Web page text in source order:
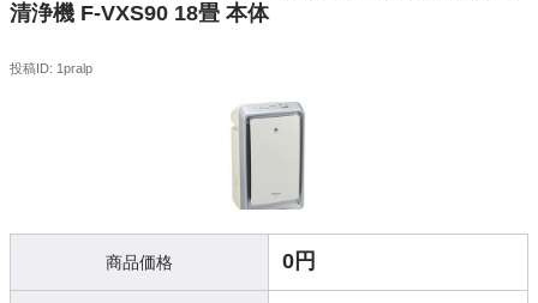
清浄機 F-VXS90 18畳 本体
投稿ID: 1pralp
商品価格 0円